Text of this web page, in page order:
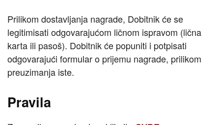
Prilikom dostavljanja nagrade, Dobitnik će se
legitimisati odgovarajućom ličnom ispravom (lična
karta ili pasoš). Dobitnik će popuniti i potpisati
odgovarajući formular o prijemu nagrade, prilikom
preuzimanja iste.
Pravila